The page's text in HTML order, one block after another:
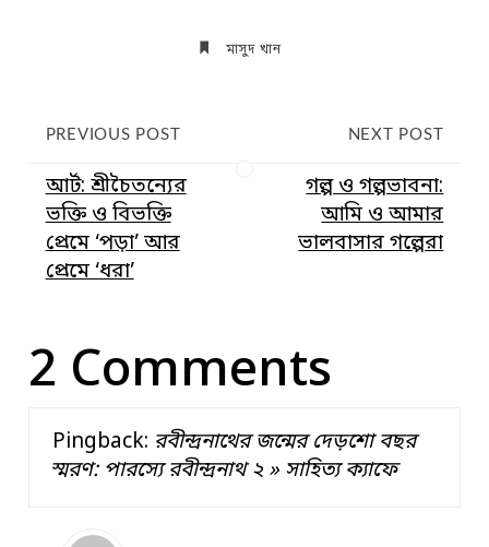
মাসুদ খান
PREVIOUS POST
আর্ট: শ্রীচৈতন্যের
ভক্তি ও বিভক্তি
প্রেমে ‘পড়া’ আর
প্রেমে ‘ধরা’
NEXT POST
গল্প ও গল্পভাবনা:
আমি ও আমার
ভালবাসার গল্পেরা
2 Comments
Pingback: রবীন্দ্রনাথের জন্মের দেড়শো বছর
স্মরণ: পারস্যে রবীন্দ্রনাথ ২ » সাহিত্য ক্যাফে